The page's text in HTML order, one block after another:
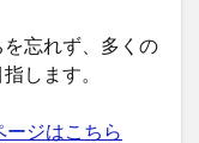
忘れず、多くの
します。
ジはこちら